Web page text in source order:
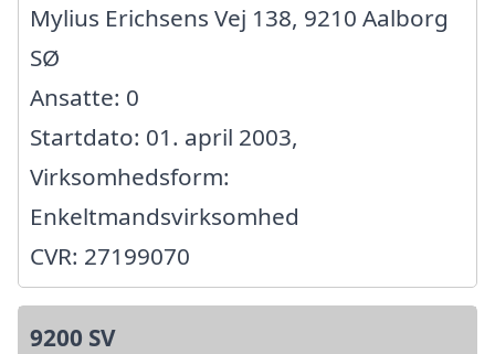
Mylius Erichsens Vej 138, 9210 Aalborg
SØ
Ansatte: 0
Startdato: 01. april 2003,
Virksomhedsform:
Enkeltmandsvirksomhed
CVR: 27199070
9200 SV